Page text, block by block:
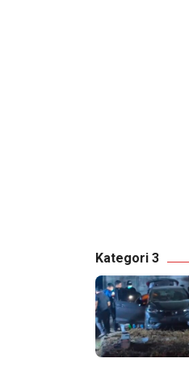
Kategori 3